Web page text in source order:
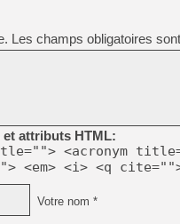
Les champs obligatoires
et attributs HTML:
<acronym
<em> <i> <q
Votre nom *